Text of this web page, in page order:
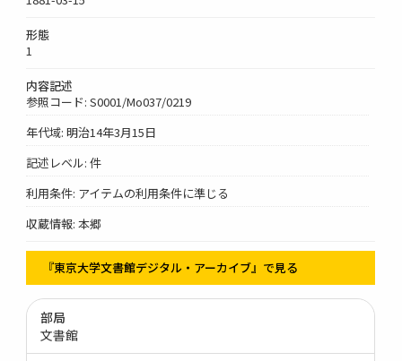
形態
1
内容記述
参照コード: S0001/Mo037/0219
年代域: 明治14年3月15日
記述レベル: 件
利用条件: アイテムの利用条件に準じる
収蔵情報: 本郷
『東京大学文書館デジタル・アーカイブ』で見る
部局
文書館